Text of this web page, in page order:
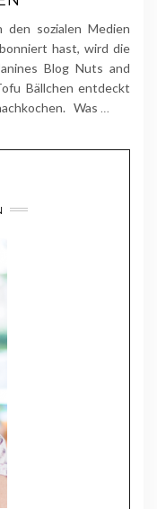
sozialen Medien
hast, wird die
Blog Nuts and
Bällchen entdeckt
Was …